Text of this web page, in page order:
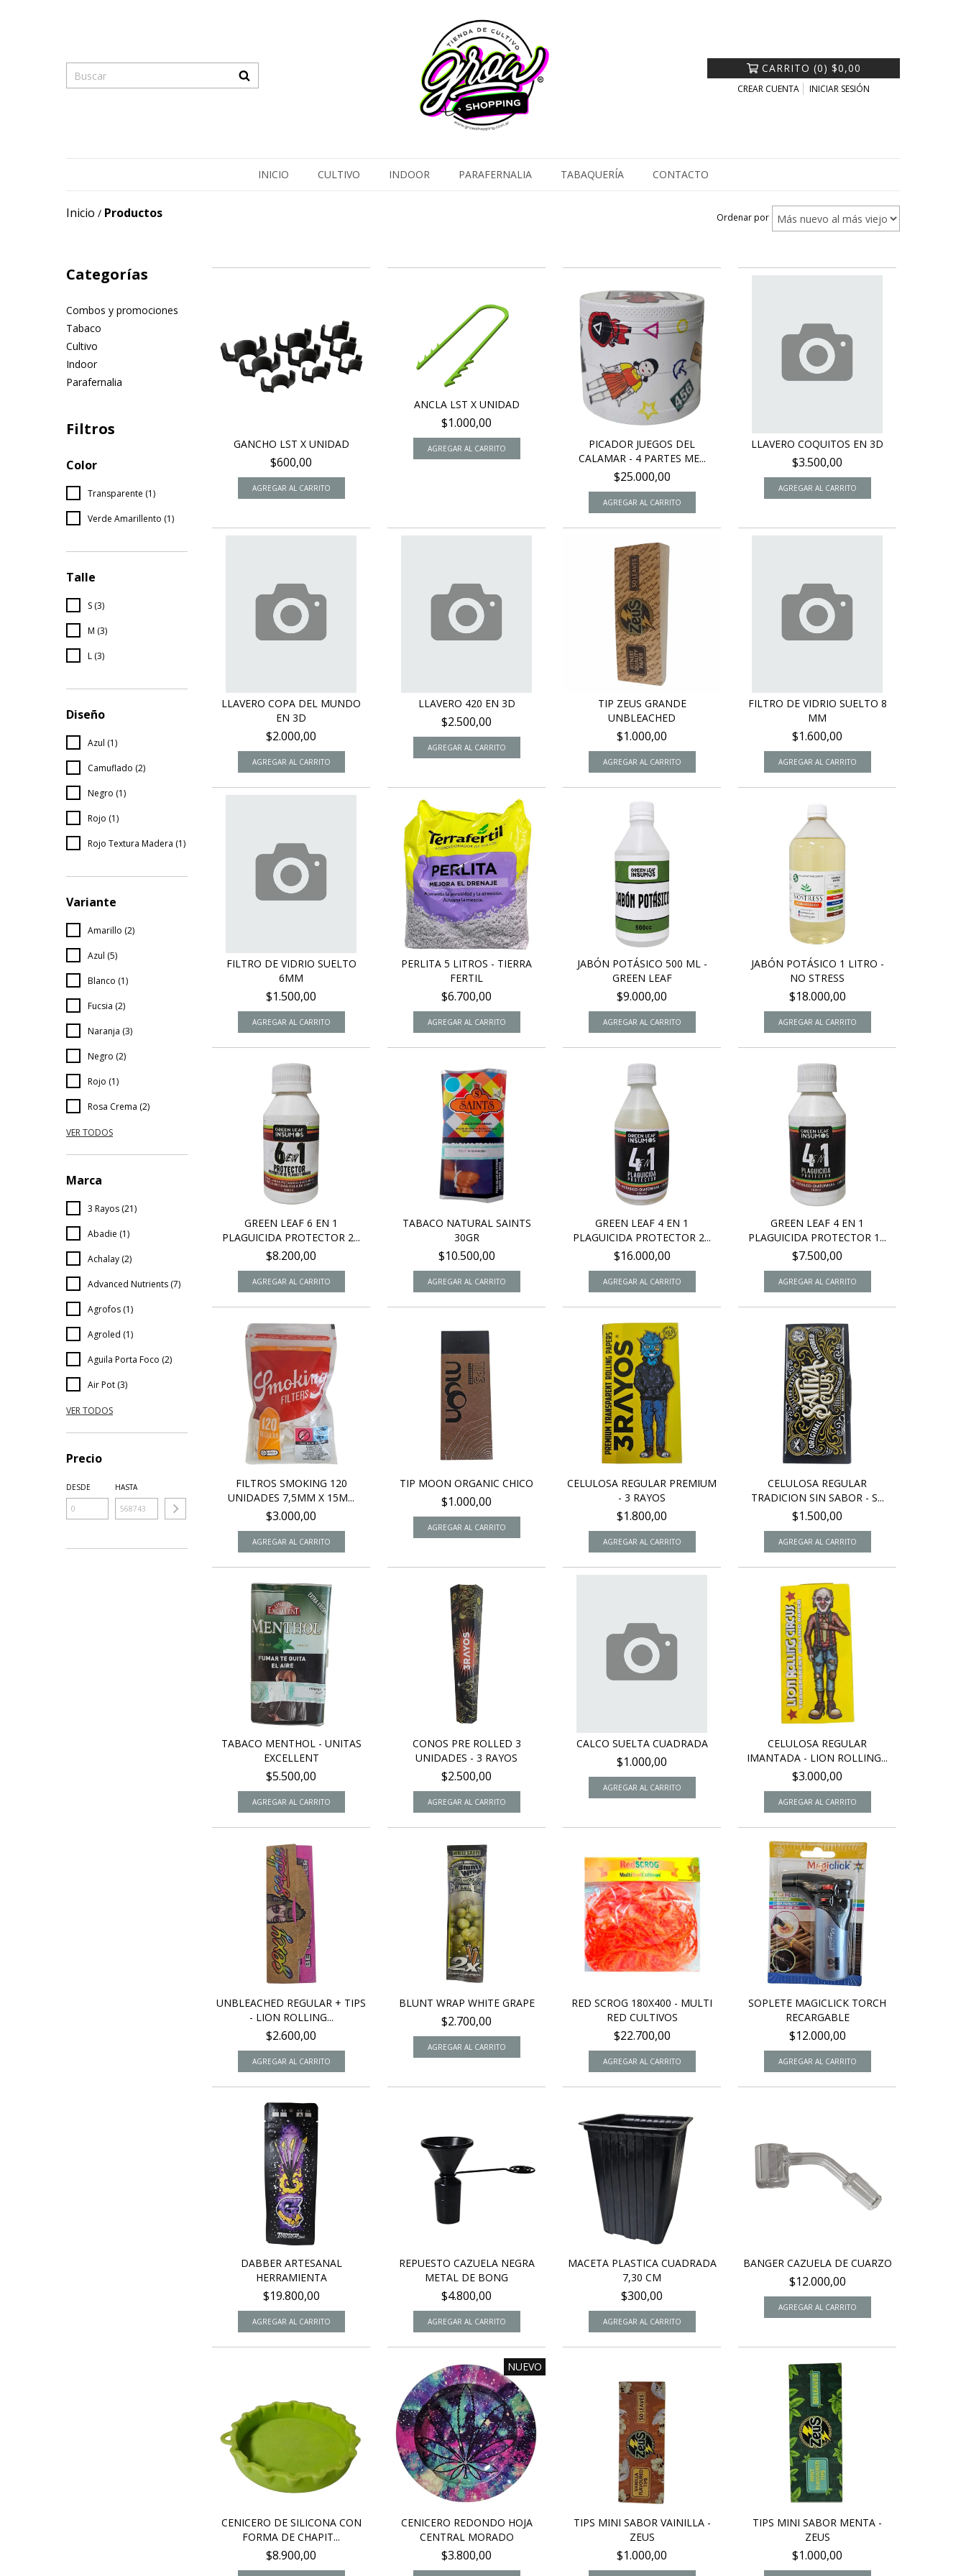
CARRITO (0) $0,00
CREAR CUENTA INICIAR SESIÓN
INICIO CULTIVO INDOOR PARAFERNALIA TABAQUERÍA CONTACTO
Inicio / Productos Ordenar por
Categorías
Combos y promociones
Tabaco
Cultivo
Indoor
Parafernalia
Filtros
Color
Transparente (1)
Verde Amarillento (1)
Talle
S (3)
M (3)
L (3)
Diseño
Azul (1)
Camuflado (2)
Negro (1)
Rojo (1)
Rojo Textura Madera (1)
Variante
Amarillo (2)
Azul (5)
Blanco (1)
Fucsia (2)
Naranja (3)
Negro (2)
Rojo (1)
Rosa Crema (2)
VER TODOS
Marca
3 Rayos (21)
Abadie (1)
Achalay (2)
Advanced Nutrients (7)
Agrofos (1)
Agroled (1)
Aguila Porta Foco (2)
Air Pot (3)
VER TODOS
Precio
DESDE HASTA
GANCHO LST X UNIDAD
$600,00
ANCLA LST X UNIDAD
$1.000,00
PICADOR JUEGOS DEL
CALAMAR - 4 PARTES ME...
$25.000,00
LLAVERO COQUITOS EN 3D
$3.500,00
LLAVERO COPA DEL MUNDO
EN 3D
$2.000,00
LLAVERO 420 EN 3D
$2.500,00
TIP ZEUS GRANDE
UNBLEACHED
$1.000,00
FILTRO DE VIDRIO SUELTO 8
MM
$1.600,00
FILTRO DE VIDRIO SUELTO
6MM
$1.500,00
PERLITA 5 LITROS - TIERRA
FERTIL
$6.700,00
JABÓN POTÁSICO 500 ML -
GREEN LEAF
$9.000,00
JABÓN POTÁSICO 1 LITRO -
NO STRESS
$18.000,00
GREEN LEAF 6 EN 1
PLAGUICIDA PROTECTOR 2...
$8.200,00
TABACO NATURAL SAINTS
30GR
$10.500,00
GREEN LEAF 4 EN 1
PLAGUICIDA PROTECTOR 2...
$16.000,00
GREEN LEAF 4 EN 1
PLAGUICIDA PROTECTOR 1...
$7.500,00
FILTROS SMOKING 120
UNIDADES 7,5MM X 15M...
$3.000,00
TIP MOON ORGANIC CHICO
$1.000,00
CELULOSA REGULAR PREMIUM
- 3 RAYOS
$1.800,00
CELULOSA REGULAR
TRADICION SIN SABOR - S...
$1.500,00
TABACO MENTHOL - UNITAS
EXCELLENT
$5.500,00
CONOS PRE ROLLED 3
UNIDADES - 3 RAYOS
$2.500,00
CALCO SUELTA CUADRADA
$1.000,00
CELULOSA REGULAR
IMANTADA - LION ROLLING...
$3.000,00
UNBLEACHED REGULAR + TIPS
- LION ROLLING...
$2.600,00
BLUNT WRAP WHITE GRAPE
$2.700,00
RED SCROG 180X400 - MULTI
RED CULTIVOS
$22.700,00
SOPLETE MAGICLICK TORCH
RECARGABLE
$12.000,00
DABBER ARTESANAL
HERRAMIENTA
$19.800,00
REPUESTO CAZUELA NEGRA
METAL DE BONG
$4.800,00
MACETA PLASTICA CUADRADA
7,30 CM
$300,00
BANGER CAZUELA DE CUARZO
$12.000,00
CENICERO DE SILICONA CON
FORMA DE CHAPIT...
$8.900,00
NUEVO
CENICERO REDONDO HOJA
CENTRAL MORADO
$3.800,00
TIPS MINI SABOR VAINILLA -
ZEUS
$1.000,00
TIPS MINI SABOR MENTA -
ZEUS
$1.000,00